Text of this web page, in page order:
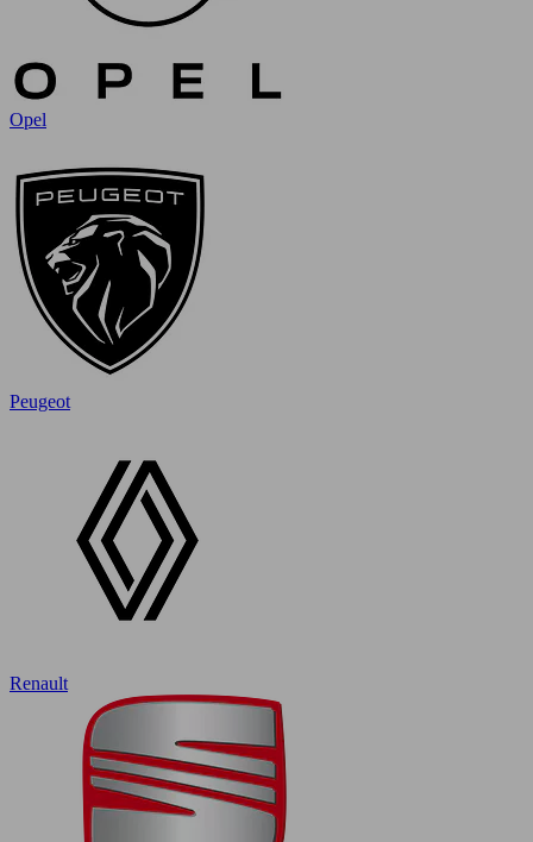
Opel
Peugeot
Renault